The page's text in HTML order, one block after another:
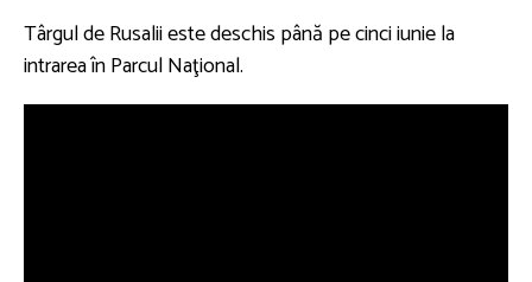
Târgul de Rusalii este deschis până pe cinci iunie la
intrarea în Parcul Naţional.